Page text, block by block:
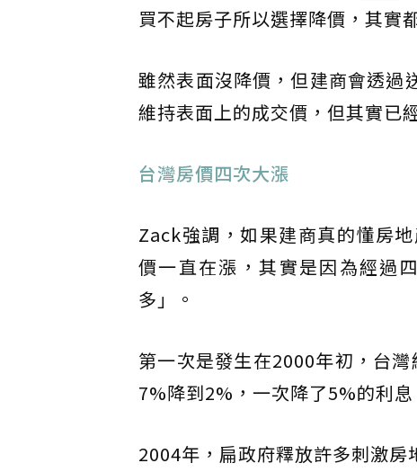
買不起房子所以選擇降價，其實
雖然表面沒降價，但建商會透過
維持表面上的成交價，但其實已
台灣房價四次大漲
Zack強調，如果建商真的懂房
價一直在漲，其實是因為經過
多」。
第一次是發生在2000年初，台
7%降到2%，一次降了5%的利息
2004年，扁政府釋放許多刺激